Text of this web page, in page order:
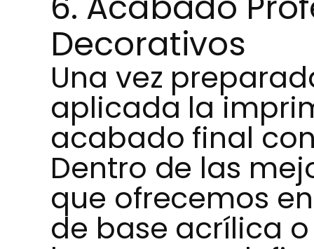
Decorativos
Una vez
aplicada la
acabado final
Dentro de las
que ofrecemos
de base acrílica